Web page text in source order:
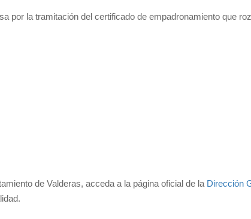
por la tramitación del certificado de empadronamiento que
de Valderas, acceda a la página oficial de la Dirección